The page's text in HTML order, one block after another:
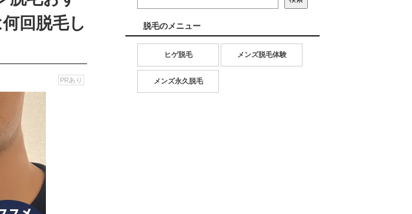
回脱毛し
PRあり
脱毛のメニュー
ヒゲ脱毛 メンズ脱毛体験
メンズ永久脱毛